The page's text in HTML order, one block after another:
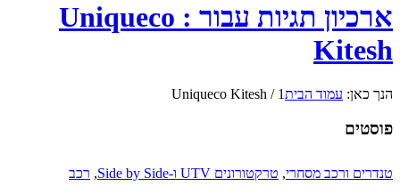
ארכיון תגיות עבור : Uniqueco
Kitesh
הנך כאן: עמוד הבית1
/
Uniqueco Kitesh
פוסטים
טנדרים ורכב מסחרי, טרקטורונים UTV ו-Side by Side , רכב